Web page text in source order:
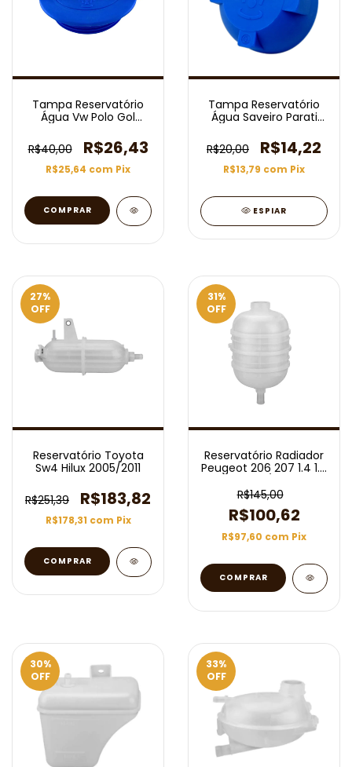
Tampa Reservatório
Água Vw Polo Gol
R$40,00
R$26,43
R$25,64 com Pix
Tampa Reservatório
Água Saveiro Parati
R$20,00
R$14,22
R$13,79 com Pix
ESPIAR
27%
OFF
Reservatório Toyota
Sw4 Hilux 2005/2011
R$251,39 R$183,82
R$178,31 com Pix
31%
OFF
Reservatório Radiador
Peugeot 206 207 1.4 1.6
R$145,00
R$100,62
R$97,60 com Pix
30%
OFF
33%
OFF